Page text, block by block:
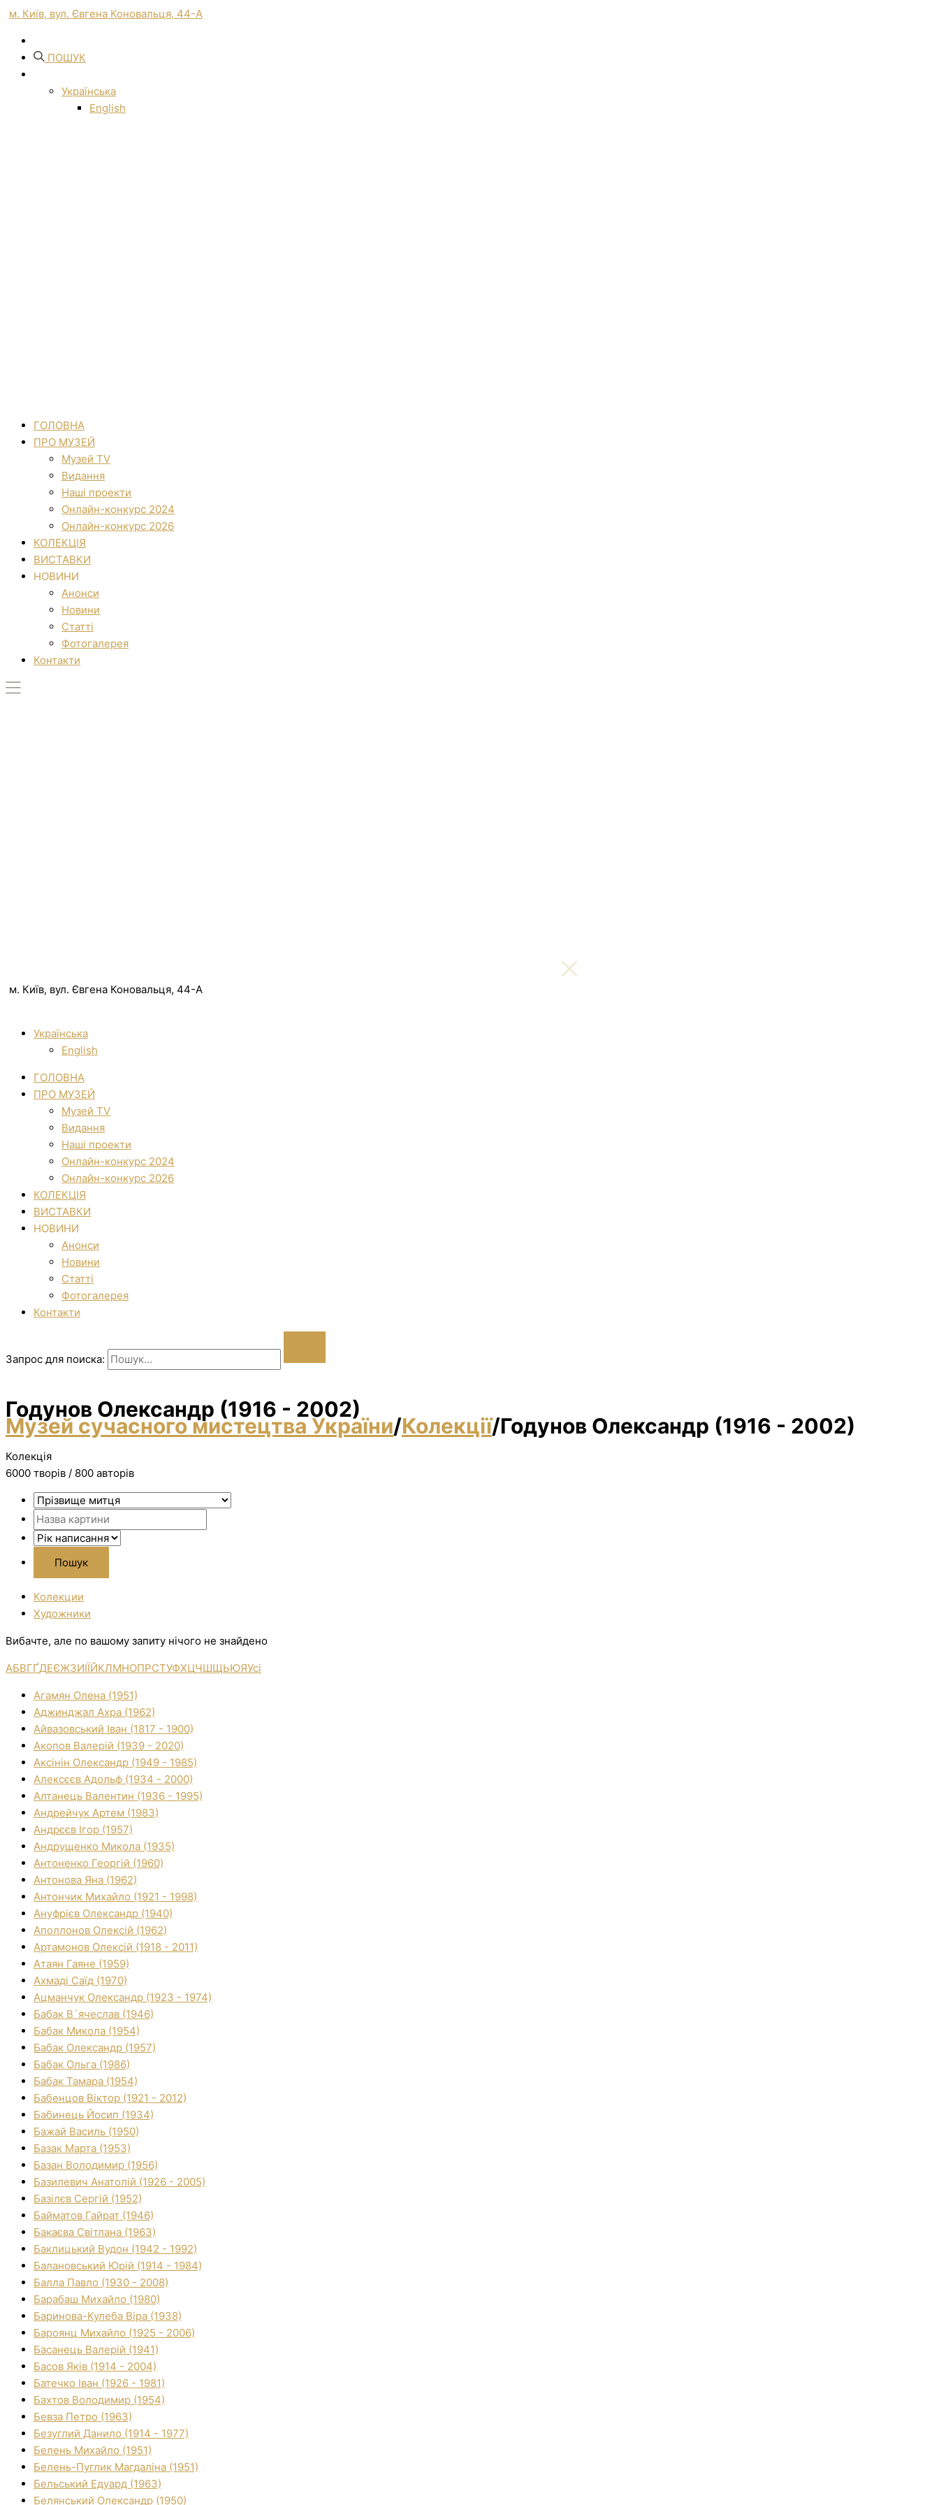
м. Київ, вул. Євгена Коновальця, 44-А
ПОШУК
Українська
English
ГОЛОВНА
ПРО МУЗЕЙ
Музей TV
Видання
Наші проекти
Онлайн-конкурс 2024
Онлайн-конкурс 2026
КОЛЕКЦІЯ
ВИСТАВКИ
НОВИНИ
Анонси
Новини
Статті
Фотогалерея
Контакти
м. Київ, вул. Євгена Коновальця, 44-А
Українська
English
ГОЛОВНА
ПРО МУЗЕЙ
Музей TV
Видання
Наші проекти
Онлайн-конкурс 2024
Онлайн-конкурс 2026
КОЛЕКЦІЯ
ВИСТАВКИ
НОВИНИ
Анонси
Новини
Статті
Фотогалерея
Контакти
Запрос для поиска:
Годунов Олександр (1916 - 2002)
Музей сучасного мистецтва України/Колекції/Годунов Олександр (1916 - 2002)
Колекція
6000 творiв / 800 авторів
Колекции
Художники
Вибачте, але по вашому запиту нічого не знайдено
АБВГҐДЕЄЖЗИІЇЙКЛМНОПРСТУФХЦЧШЩЬЮЯУсі
Агамян Олена (1951)
Аджинджал Ахра (1962)
Айвазовський Іван (1817 - 1900)
Акопов Валерій (1939 - 2020)
Аксінін Олександр (1949 - 1985)
Алексєєв Адольф (1934 - 2000)
Алтанець Валентин (1936 - 1995)
Андрейчук Артем (1983)
Андрєєв Ігор (1957)
Андрущенко Микола (1935)
Антоненко Георгій (1960)
Антонова Яна (1962)
Антончик Михайло (1921 - 1998)
Ануфрієв Олександр (1940)
Аполлонов Олексій (1962)
Артамонов Олексій (1918 - 2011)
Атаян Гаяне (1959)
Ахмаді Саїд (1970)
Ацманчук Олександр (1923 - 1974)
Бабак В`ячеслав (1946)
Бабак Микола (1954)
Бабак Олександр (1957)
Бабак Ольга (1986)
Бабак Тамара (1954)
Бабенцов Віктор (1921 - 2012)
Бабинець Йосип (1934)
Бажай Василь (1950)
Базак Марта (1953)
Базан Володимир (1956)
Базилевич Анатолій (1926 - 2005)
Базілєв Сергій (1952)
Байматов Гайрат (1946)
Бакаєва Світлана (1963)
Баклицький Вудон (1942 - 1992)
Балановський Юрій (1914 - 1984)
Балла Павло (1930 - 2008)
Барабаш Михайло (1980)
Баринова-Кулеба Віра (1938)
Бароянц Михайло (1925 - 2006)
Басанець Валерій (1941)
Басов Яків (1914 - 2004)
Батечко Іван (1926 - 1981)
Бахтов Володимир (1954)
Бевза Петро (1963)
Безуглий Данило (1914 - 1977)
Белень Михайло (1951)
Белень-Пуглик Магдаліна (1951)
Бельський Едуард (1963)
Белянський Олександр (1950)